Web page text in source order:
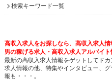
検索キーワード一覧
高収入求人をお探しなら、高収入求人情
男の稼げる求人・高収入求人アルバイ
最新の高収入求人情報をゲットしてドカ
求人情報の他、特集やインタビュー、
報も・・・。